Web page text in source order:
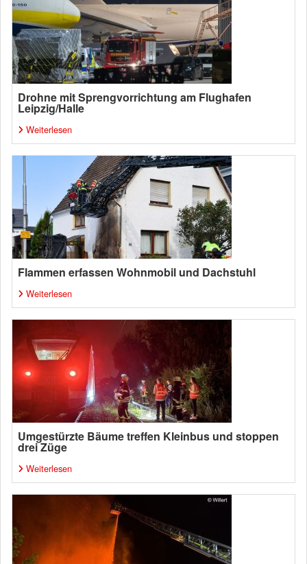
Drohne mit Sprengvorrichtung am Flughafen
Leipzig/Halle
Weiterlesen
Flammen erfassen Wohnmobil und Dachstuhl
Weiterlesen
Umgestürzte Bäume treffen Kleinbus und stoppen
drei Züge
Weiterlesen